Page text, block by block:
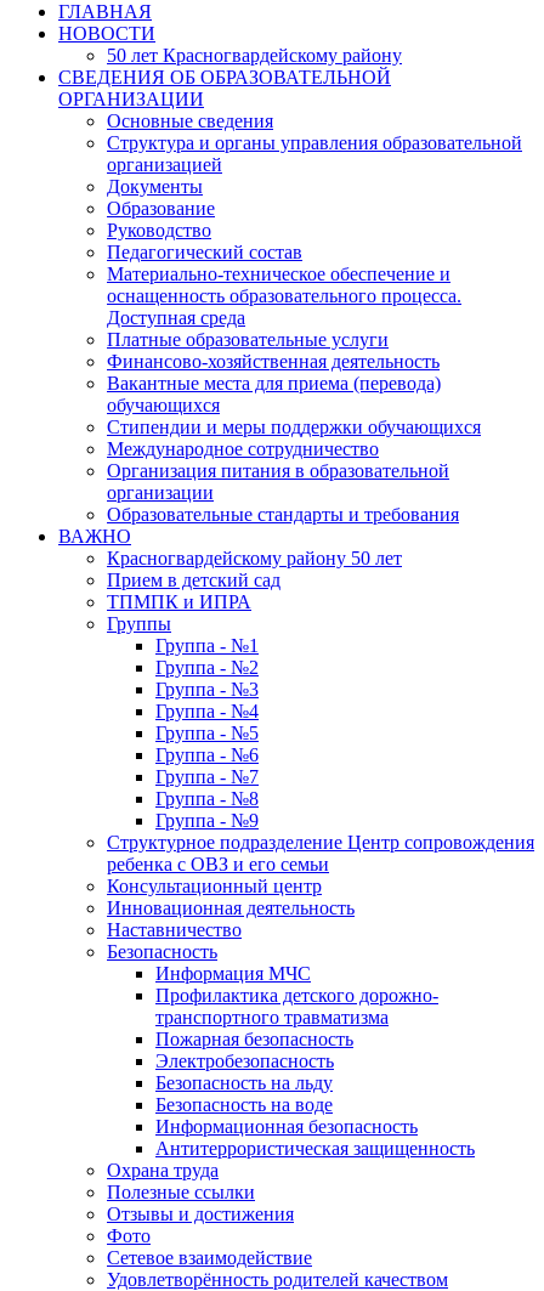
ГЛАВНАЯ
НОВОСТИ
50 лет Красногвардейскому району
СВЕДЕНИЯ ОБ ОБРАЗОВАТЕЛЬНОЙ
ОРГАНИЗАЦИИ
Основные сведения
Структура и органы управления образовательной
организацией
Документы
Образование
Руководство
Педагогический состав
Материально-техническое обеспечение и
оснащенность образовательного процесса.
Доступная среда
Платные образовательные услуги
Финансово-хозяйственная деятельность
Вакантные места для приема (перевода)
обучающихся
Стипендии и меры поддержки обучающихся
Международное сотрудничество
Организация питания в образовательной
организации
Образовательные стандарты и требования
ВАЖНО
Красногвардейскому району 50 лет
Прием в детский сад
ТПМПК и ИПРА
Группы
Группа - №1
Группа - №2
Группа - №3
Группа - №4
Группа - №5
Группа - №6
Группа - №7
Группа - №8
Группа - №9
Структурное подразделение Центр сопровождения
ребенка с ОВЗ и его семьи
Консультационный центр
Инновационная деятельность
Наставничество
Безопасность
Информация МЧС
Профилактика детского дорожно-
транспортного травматизма
Пожарная безопасность
Электробезопасность
Безопасность на льду
Безопасность на воде
Информационная безопасность
Антитеррористическая защищенность
Охрана труда
Полезные ссылки
Отзывы и достижения
Фото
Сетевое взаимодействие
Удовлетворённость родителей качеством